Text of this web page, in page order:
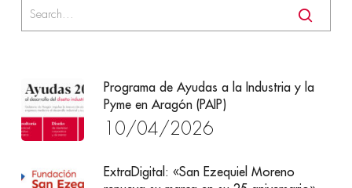
Programa de Ayudas a la Industria y la
Pyme en Aragón (PAIP)
10/04/2026
ExtraDigital: «San Ezequiel Moreno